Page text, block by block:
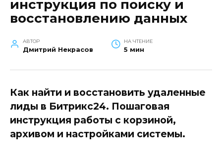
инструкция по поиску и
восстановлению данных
АВТОР
Дмитрий Некрасов
НА ЧТЕНИЕ
5 мин
Как найти и восстановить удаленные
лиды в Битрикс24. Пошаговая
инструкция работы с корзиной,
архивом и настройками системы.